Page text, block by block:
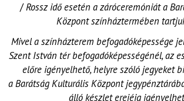
/Rossz idő esetén a záróceremóniát a
Központ színháztermében
Mivel a színházterem befogadóképessége
Szent István tér befogadóképességénél, az
előre igényelhető, helyre szóló jegyeket
a Barátság Kulturális Központ
álló készlet erejéig